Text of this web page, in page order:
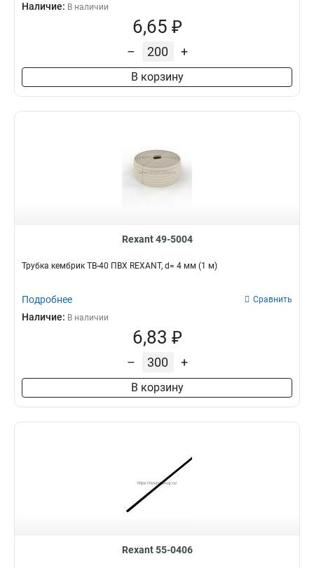
Наличие: В наличии
6,65 ₽
– +
В корзину
Rexant 49-5004
Трубка кембрик ТВ-40 ПВХ REXANT, d= 4 мм (1 м)
Подробнее Сравнить
Наличие: В наличии
6,83 ₽
– +
В корзину
Rexant 55-0406